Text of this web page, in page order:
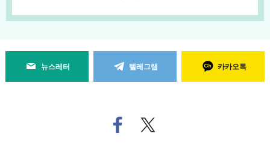
뉴스레터 텔레그램 카카오톡
페
이
트위
터로